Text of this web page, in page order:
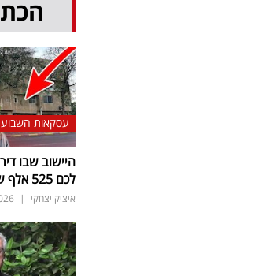
עסקאות השבוע
היישוב שבו
לכם 525 אלף שקל
איציק יצחקי |